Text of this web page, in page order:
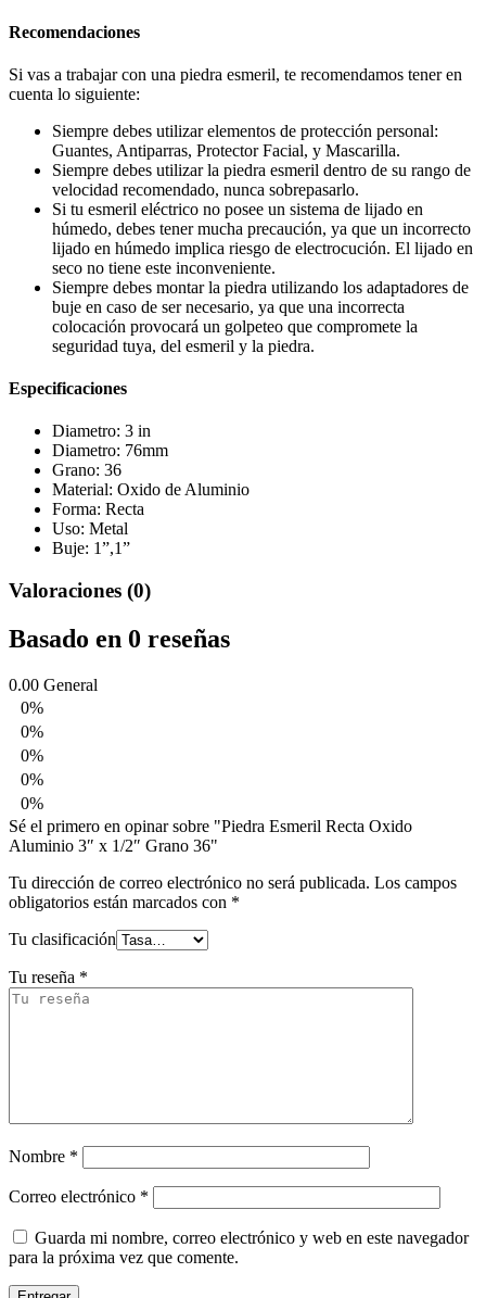
Recomendaciones
Si vas a trabajar con una piedra esmeril, te recomendamos tener en
cuenta lo siguiente:
Siempre debes utilizar elementos de protección personal:
Guantes, Antiparras, Protector Facial, y Mascarilla.
Siempre debes utilizar la piedra esmeril dentro de su rango de
velocidad recomendado, nunca sobrepasarlo.
Si tu esmeril eléctrico no posee un sistema de lijado en
húmedo, debes tener mucha precaución, ya que un incorrecto
lijado en húmedo implica riesgo de electrocución. El lijado en
seco no tiene este inconveniente.
Siempre debes montar la piedra utilizando los adaptadores de
buje en caso de ser necesario, ya que una incorrecta
colocación provocará un golpeteo que compromete la
seguridad tuya, del esmeril y la piedra.
Especificaciones
Diametro: 3 in
Diametro: 76mm
Grano: 36
Material: Oxido de Aluminio
Forma: Recta
Uso: Metal
Buje: 1”,1”
Valoraciones (0)
Basado en 0 reseñas
0.00 General
0%
0%
0%
0%
0%
Sé el primero en opinar sobre "Piedra Esmeril Recta Oxido
Aluminio 3″ x 1/2″ Grano 36"
Tu dirección de correo electrónico no será publicada. Los campos
obligatorios están marcados con *
Tu clasificación
Tu reseña *
Nombre *
Correo electrónico *
Guarda mi nombre, correo electrónico y web en este navegador
para la próxima vez que comente.